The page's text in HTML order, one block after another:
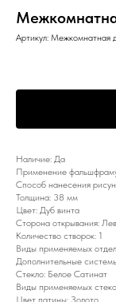
Артикул:
Наличие: Да
Применение
Способ нанесения
Толщина: 38 мм
Цвет: Дуб винта
Сторона открывания:
Количество створок: 1
Виды применяемых
Дополнительные
Стекло: Белое Сатинат
Виды применяемых